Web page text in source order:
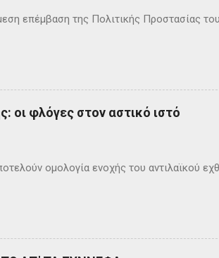
επέμβαση της Πολιτικής Προστασίας
οι φλόγες στον αστικό ιστό
ομολογία ενοχής του αντιλαϊκού